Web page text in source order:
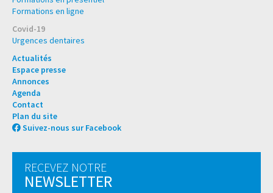
Formations en ligne
Covid-19
Urgences dentaires
Actualités
Espace presse
Annonces
Agenda
Contact
Plan du site
Suivez-nous sur Facebook
RECEVEZ NOTRE
NEWSLETTER